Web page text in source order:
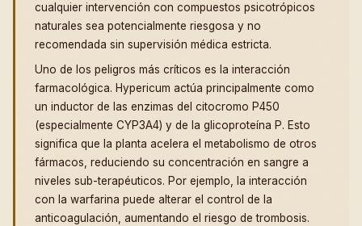
cualquier intervención con compuestos psicotrópicos
naturales sea potencialmente riesgosa y no
recomendada sin supervisión médica estricta.
Uno de los peligros más críticos es la interacción
farmacológica. Hypericum actúa principalmente como
un inductor de las enzimas del citocromo P450
(especialmente CYP3A4) y de la glicoproteína P. Esto
significa que la planta acelera el metabolismo de otros
fármacos, reduciendo su concentración en sangre a
niveles sub-terapéuticos. Por ejemplo, la interacción
con la warfarina puede alterar el control de la
anticoagulación, aumentando el riesgo de trombosis.